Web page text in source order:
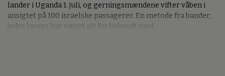
lander i Uganda 1. juli, og gerningsmændene vifter våben i
ansigtet på 100 israelske passagerer. En metode fra bander,
jøder længe har været alt for bekendt med.